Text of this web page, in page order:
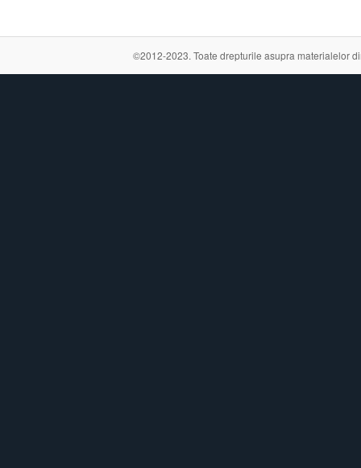
©2012-2023. Toate drepturile asupra materialelor